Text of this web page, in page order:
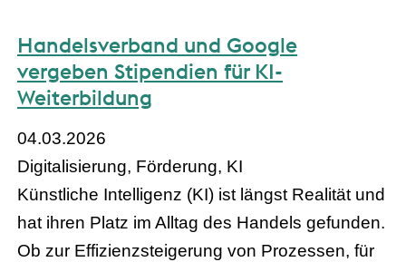
Handelsverband und Google
vergeben Stipendien für KI-
Weiterbildung
04.03.2026
Digitalisierung, Förderung, KI
Künstliche Intelligenz (KI) ist längst Realität und
hat ihren Platz im Alltag des Handels gefunden.
Ob zur Effizienzsteigerung von Prozessen, für